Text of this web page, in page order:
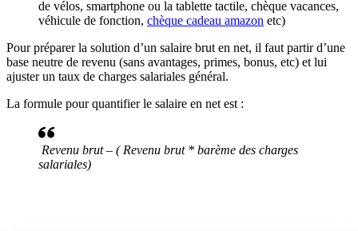
de vélos, smartphone ou la tablette tactile, chèque vacances,
véhicule de fonction, chèque cadeau amazon etc)
Pour préparer la solution d’un salaire brut en net, il faut partir d’une
base neutre de revenu (sans avantages, primes, bonus, etc) et lui
ajuster un taux de charges salariales général.
La formule pour quantifier le salaire en net est :
Revenu brut – ( Revenu brut * barème des charges
salariales)